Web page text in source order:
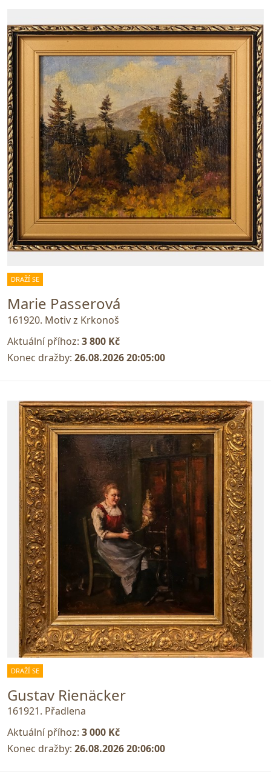
DRAŽÍ SE
Marie Passerová
161920. Motiv z Krkonoš
Aktuální příhoz: 3 800 Kč
Konec dražby: 26.08.2026 20:05:00
DRAŽÍ SE
Gustav Rienäcker
161921. Přadlena
Aktuální příhoz: 3 000 Kč
Konec dražby: 26.08.2026 20:06:00